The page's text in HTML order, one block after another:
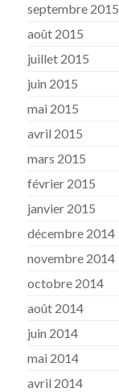
septembre 2015
août 2015
juillet 2015
juin 2015
mai 2015
avril 2015
mars 2015
février 2015
janvier 2015
décembre 2014
novembre 2014
octobre 2014
août 2014
juin 2014
mai 2014
avril 2014